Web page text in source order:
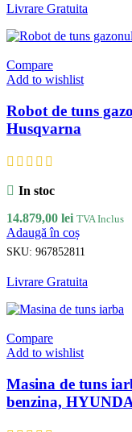
Livrare Gratuita
Compare
Add to wishlist
Robot de tuns
Husqvarna
In stoc
14.879,00 lei TVA Inclus
Adaugă în coș
SKU: 967852811
Livrare Gratuita
Compare
Add to wishlist
Masina de tuns
benzina,